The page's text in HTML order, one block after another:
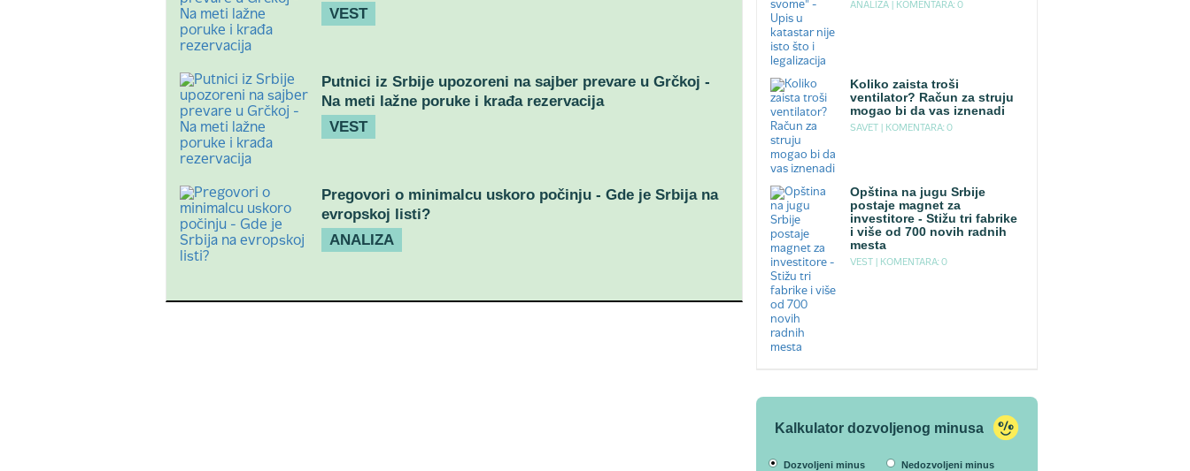
VEST
Putnici iz Srbije upozoreni na sajber prevare u Grčkoj -
Na meti lažne poruke i krađa rezervacija
VEST
Pregovori o minimalcu uskoro počinju - Gde je Srbija na
evropskoj listi?
ANALIZA
ANALIZA | KOMENTARA: 0
Koliko zaista troši
ventilator? Račun za struju
mogao bi da vas iznenadi
SAVET | KOMENTARA: 0
Opština na jugu Srbije
postaje magnet za
investitore - Stižu tri fabrike
i više od 700 novih radnih
mesta
VEST | KOMENTARA: 0
Kalkulator dozvoljenog minusa
Dozvoljeni minus Nedozvoljeni minus